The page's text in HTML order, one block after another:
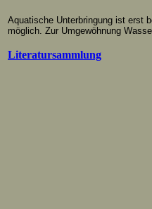
Aquatische Unterbringung ist erst
möglich. Zur Umgewöhnung
Literatursammlung